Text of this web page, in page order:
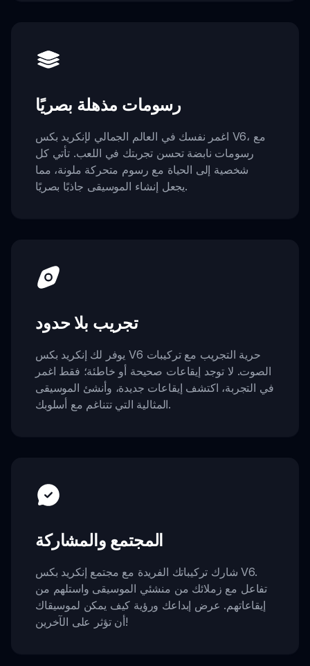
رسومات مذهلة بصريًا
اغمر نفسك في العالم الجمالي لإنكريد بكس V6، مع
رسومات نابضة تحسن تجربتك في اللعب. تأتي كل
شخصية إلى الحياة مع رسوم متحركة ملونة، مما
يجعل إنشاء الموسيقى جاذبًا بصريًا.
تجريب بلا حدود
يوفر لك إنكريد بكس V6 حرية التجريب مع تركيبات
الصوت. لا توجد إيقاعات صحيحة أو خاطئة؛ فقط اغمر
في التجربة، اكتشف إيقاعات جديدة، وأنشئ الموسيقى
المثالية التي تتناغم مع أسلوبك.
المجتمع والمشاركة
شارك تركيباتك الفريدة مع مجتمع إنكريد بكس V6.
تفاعل مع زملائك من منشئي الموسيقى واستلهم من
إيقاعاتهم. عرض إبداعك ورؤية كيف يمكن لموسيقاك
أن تؤثر على الآخرين!